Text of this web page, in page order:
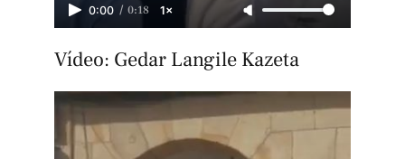
0:00 / 0:18 1×
Vídeo: Gedar Langile Kazeta